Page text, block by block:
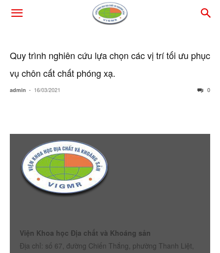
Quy trình nghiên cứu lựa chọn các vị trí tối ưu phục
vụ chôn cất chất phóng xạ.
admin - 16/03/2021 0
Viện Khoa học Địa chất và Khoáng sản
Địa chỉ: số 67, đường Chiến Thắng, phường Thanh Liệt,